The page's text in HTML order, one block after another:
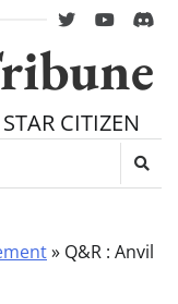
twitteryoutube
CITIZEN
» Q&R : Anvil